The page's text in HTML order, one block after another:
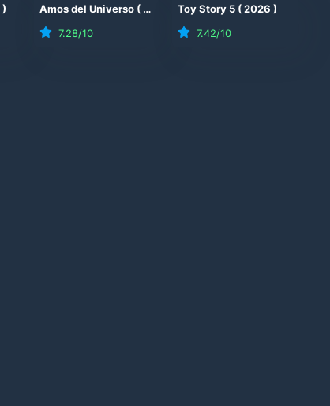
)
Amos del Universo ( 2026
7.28/10
Toy Story 5 (2026 )
7.42/10